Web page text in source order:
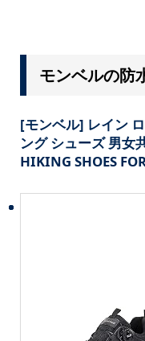
モンベルの防
[モンベル] レイン
ング シューズ 男女
HIKING SHOES